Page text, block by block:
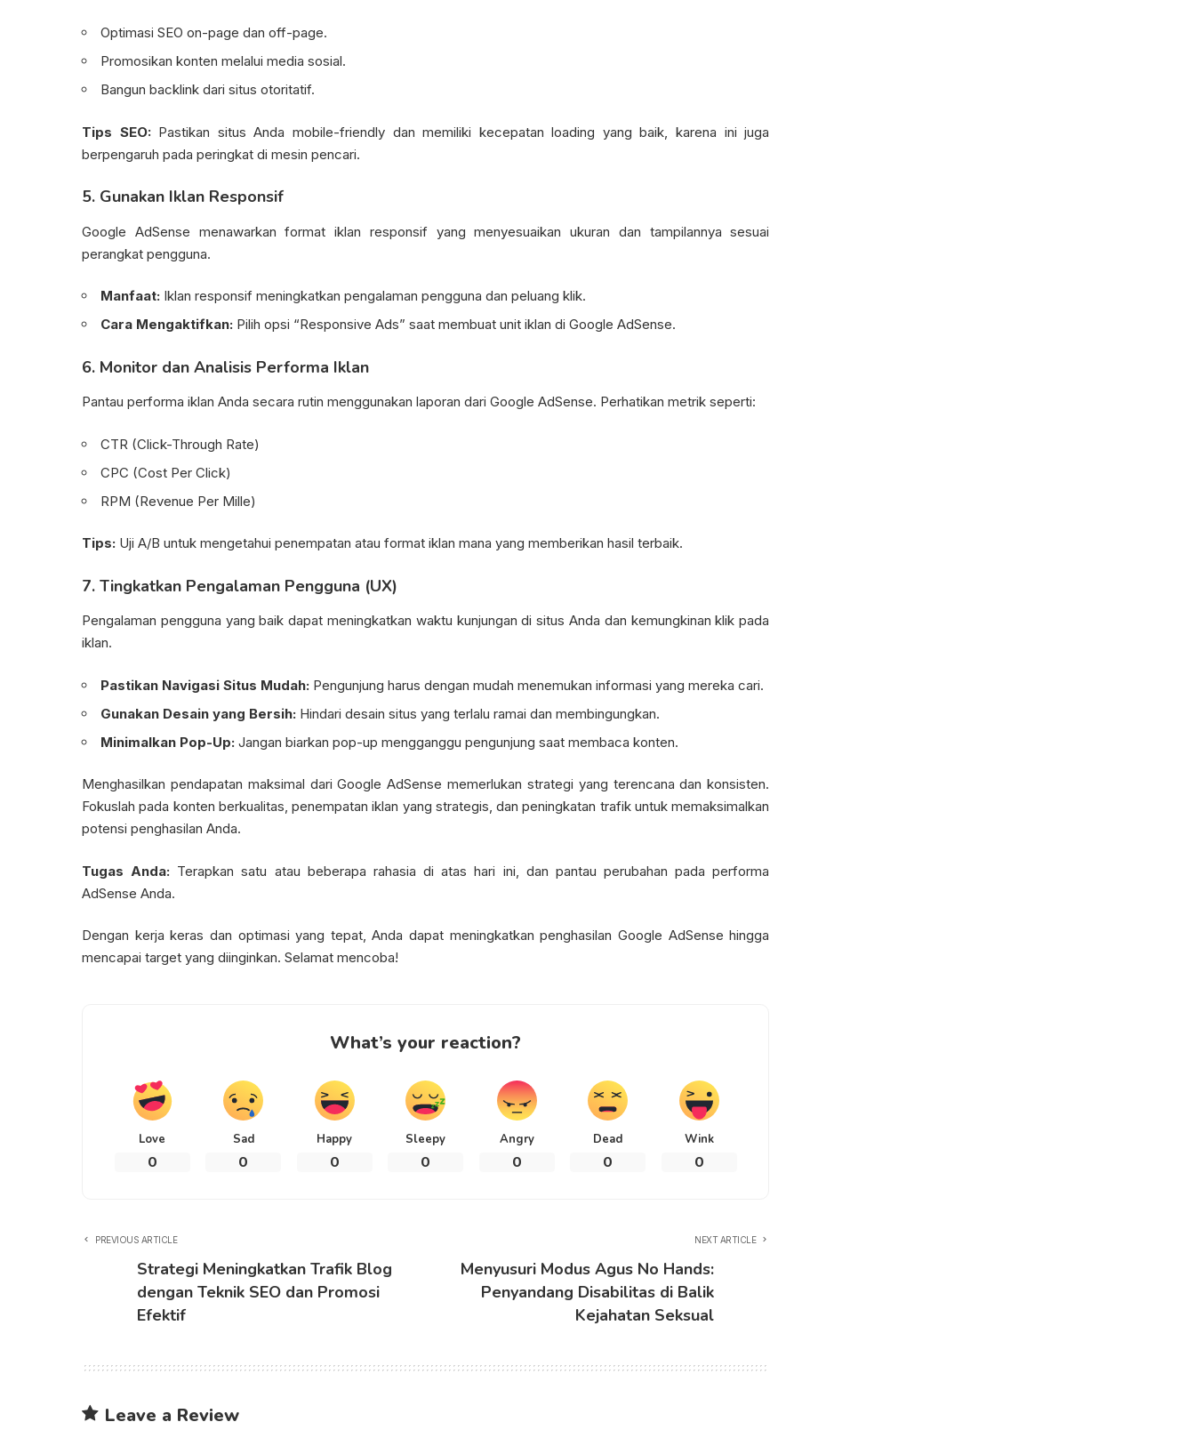
Optimasi SEO on-page dan off-page.
Promosikan konten melalui media sosial.
Bangun backlink dari situs otoritatif.
Tips SEO:Pastikan situs Anda mobile-friendly dan memiliki kecepatan loading yang baik, karena ini juga
berpengaruh pada peringkat di mesin pencari.
5. Gunakan Iklan Responsif
Google AdSense menawarkan format iklan responsif yang menyesuaikan ukuran dan tampilannya sesuai
perangkat pengguna.
Manfaat: Iklan responsif meningkatkan pengalaman pengguna dan peluang klik.
Cara Mengaktifkan: Pilih opsi “Responsive Ads” saat membuat unit iklan di Google AdSense.
6. Monitor dan Analisis Performa Iklan
Pantau performa iklan Anda secara rutin menggunakan laporan dari Google AdSense. Perhatikan metrik seperti:
CTR (Click-Through Rate)
CPC (Cost Per Click)
RPM (Revenue Per Mille)
Tips: Uji A/B untuk mengetahui penempatan atau format iklan mana yang memberikan hasil terbaik.
7. Tingkatkan Pengalaman Pengguna (UX)
Pengalaman pengguna yang baik dapat meningkatkan waktu kunjungan di situs Anda dan kemungkinan klik pada
iklan.
Pastikan Navigasi Situs Mudah: Pengunjung harus dengan mudah menemukan informasi yang mereka cari.
Gunakan Desain yang Bersih: Hindari desain situs yang terlalu ramai dan membingungkan.
Minimalkan Pop-Up: Jangan biarkan pop-up mengganggu pengunjung saat membaca konten.
Menghasilkan pendapatan maksimal dari Google AdSense memerlukan strategi yang terencana dan konsisten.
Fokuslah pada konten berkualitas, penempatan iklan yang strategis, dan peningkatan trafik untuk memaksimalkan
potensi penghasilan Anda.
Tugas Anda: Terapkan satu atau beberapa rahasia di atas hari ini, dan pantau perubahan pada performa
AdSense Anda.
Dengan kerja keras dan optimasi yang tepat, Anda dapat meningkatkan penghasilan Google AdSense hingga
mencapai target yang diinginkan. Selamat mencoba!
What’s your reaction?
Love
0
Sad
0
Happy
0
Sleepy
0
Angry
0
Dead
0
Wink
0
PREVIOUS ARTICLE
Strategi Meningkatkan Trafik Blog
dengan Teknik SEO dan Promosi
Efektif
NEXT ARTICLE
Menyusuri Modus Agus No Hands:
Penyandang Disabilitas di Balik
Kejahatan Seksual
Leave a Review